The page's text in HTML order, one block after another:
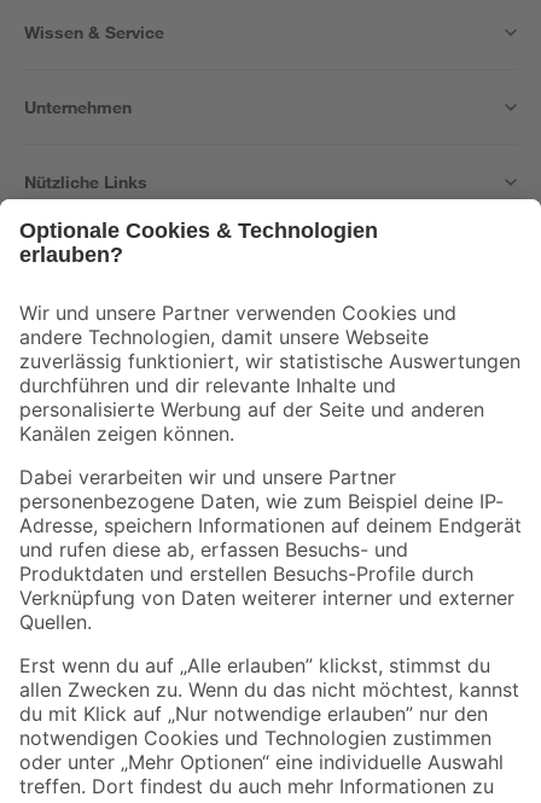
Wissen & Service
Unternehmen
Nützliche Links
Der toom Newsletter: Keine Angebote und Aktionen mehr verpassen!
Zur Newsletter Anmeldung
Folge uns
Zahlungsarten Versandarten
Sicher einkaufen
Jetzt die toom-App herunterladen